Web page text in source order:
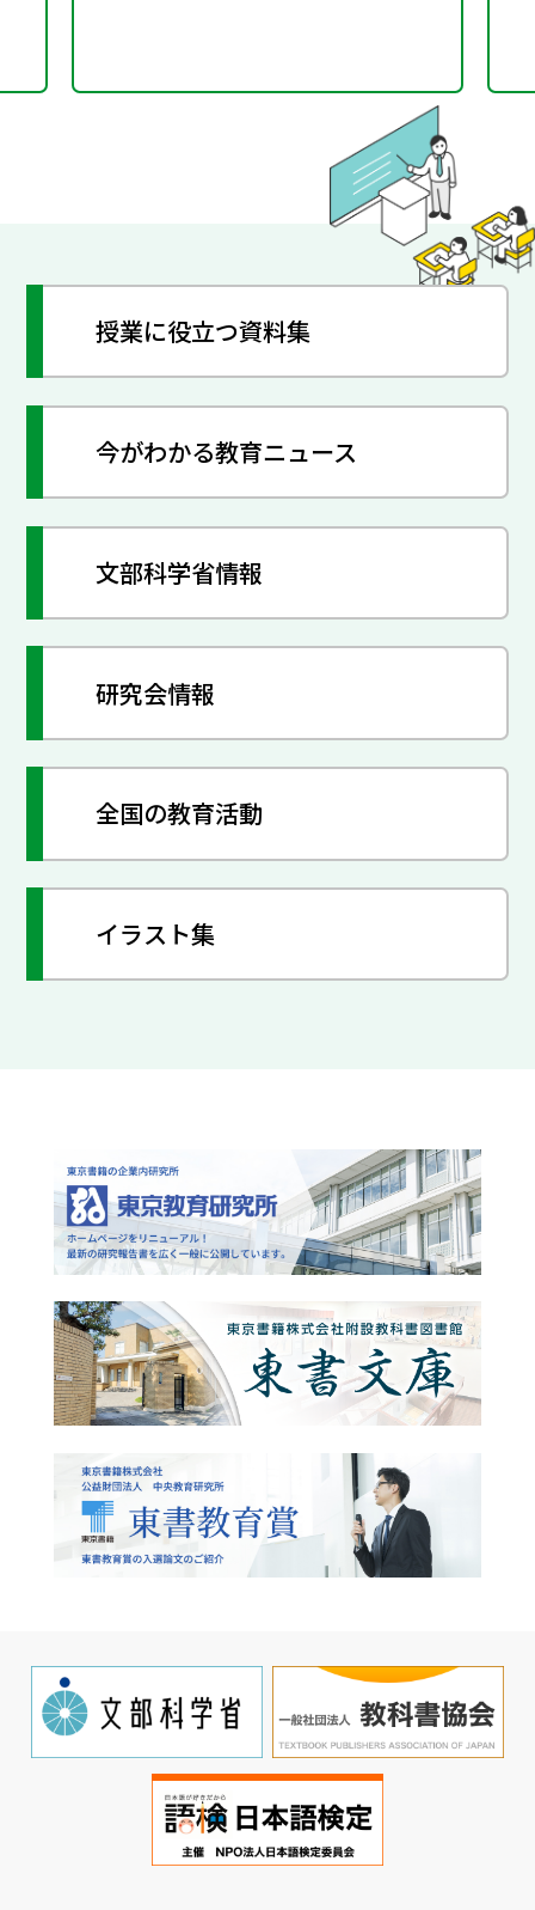
授業に役立つ資料集
今がわかる教育ニュース
文部科学省情報
研究会情報
全国の教育活動
イラスト集